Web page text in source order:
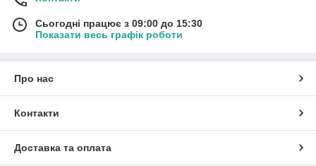
Сьогодні працює з 09:00 до 15:30
Показати весь графік роботи
Про нас
Контакти
Доставка та оплата